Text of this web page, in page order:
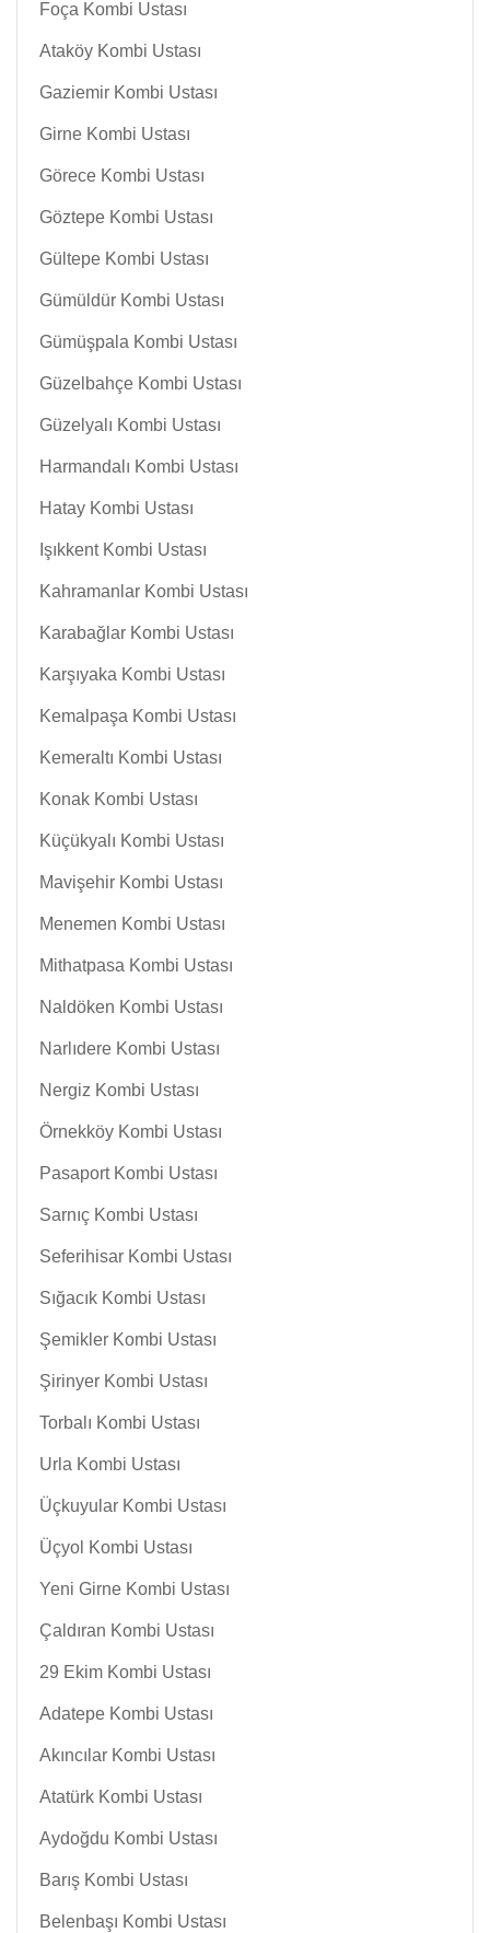
Foça Kombi Ustası
Ataköy Kombi Ustası
Gaziemir Kombi Ustası
Girne Kombi Ustası
Görece Kombi Ustası
Göztepe Kombi Ustası
Gültepe Kombi Ustası
Gümüldür Kombi Ustası
Gümüşpala Kombi Ustası
Güzelbahçe Kombi Ustası
Güzelyalı Kombi Ustası
Harmandalı Kombi Ustası
Hatay Kombi Ustası
Işıkkent Kombi Ustası
Kahramanlar Kombi Ustası
Karabağlar Kombi Ustası
Karşıyaka Kombi Ustası
Kemalpaşa Kombi Ustası
Kemeraltı Kombi Ustası
Konak Kombi Ustası
Küçükyalı Kombi Ustası
Mavişehir Kombi Ustası
Menemen Kombi Ustası
Mithatpasa Kombi Ustası
Naldöken Kombi Ustası
Narlıdere Kombi Ustası
Nergiz Kombi Ustası
Örnekköy Kombi Ustası
Pasaport Kombi Ustası
Sarnıç Kombi Ustası
Seferihisar Kombi Ustası
Sığacık Kombi Ustası
Şemikler Kombi Ustası
Şirinyer Kombi Ustası
Torbalı Kombi Ustası
Urla Kombi Ustası
Üçkuyular Kombi Ustası
Üçyol Kombi Ustası
Yeni Girne Kombi Ustası
Çaldıran Kombi Ustası
29 Ekim Kombi Ustası
Adatepe Kombi Ustası
Akıncılar Kombi Ustası
Atatürk Kombi Ustası
Aydoğdu Kombi Ustası
Barış Kombi Ustası
Belenbaşı Kombi Ustası